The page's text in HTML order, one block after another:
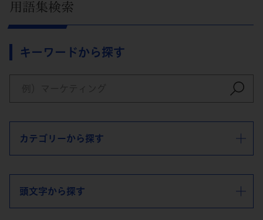
用語集検索
キーワードから探す
カテゴリーから探す
頭文字から探す